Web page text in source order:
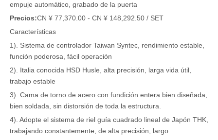
empuje automático, grabado de la puerta
Precios:CN ¥ 77,370.00 - CN ¥ 148,292.50 / SET
Características
1). Sistema de controlador Taiwan Syntec, rendimiento estable,
función poderosa, fácil operación
2). Italia conocida HSD Husle, alta precisión, larga vida útil,
trabajo estable
3). Cama de torno de acero con fundición entera bien diseñada,
bien soldada, sin distorsión de toda la estructura.
4). Adopte el sistema de riel guía cuadrado lineal de Japón THK,
trabajando constantemente, de alta precisión, largo